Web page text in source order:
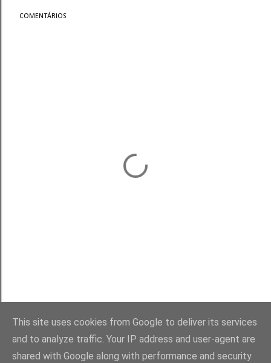
COMENTÁRIOS
This site uses cookies from Google to deliver its services
and to analyze traffic. Your IP address and user-agent are
shared with Google along with performance and security